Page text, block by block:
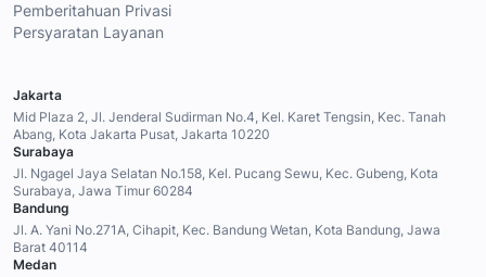
Pemberitahuan Privasi
Persyaratan Layanan
Jakarta
Mid Plaza 2, Jl. Jenderal Sudirman No.4, Kel. Karet Tengsin, Kec. Tanah
Abang, Kota Jakarta Pusat, Jakarta 10220
Surabaya
Jl. Ngagel Jaya Selatan No.158, Kel. Pucang Sewu, Kec. Gubeng, Kota
Surabaya, Jawa Timur 60284
Bandung
Jl. A. Yani No.271A, Cihapit, Kec. Bandung Wetan, Kota Bandung, Jawa
Barat 40114
Medan